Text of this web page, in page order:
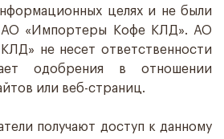
целях и не были
АО «Импортеры Кофе КЛД». АО
не несет ответственности
одобрения в отношении
или веб-страниц.
получают доступ к данному